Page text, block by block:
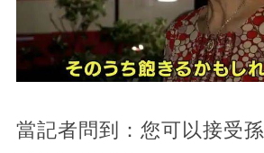
當記者問到：您可以接受